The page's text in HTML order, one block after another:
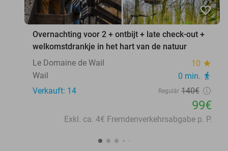
favorite_border
Overnachting voor 2 + ontbijt + late check-out +
welkomstdrankje in het hart van de natuur
Le Domaine de Wail
10 star
Wail 0 min. directions_walk
Verkauft: 14 Regulär 140€
99€
Exkl. ca. 4€ Fremdenverkehrsabgabe p. P.